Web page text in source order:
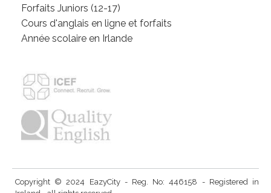
Forfaits Juniors (12-17)
Cours d'anglais en ligne et forfaits
Année scolaire en Irlande
Copyright © 2024 EazyCity - Reg. No: 446158 - Registered in